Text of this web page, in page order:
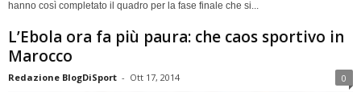
hanno così completato il quadro per la fase finale che si...
L’Ebola ora fa più paura: che caos sportivo in
Marocco
Redazione BlogDiSport - Ott 17, 2014 0